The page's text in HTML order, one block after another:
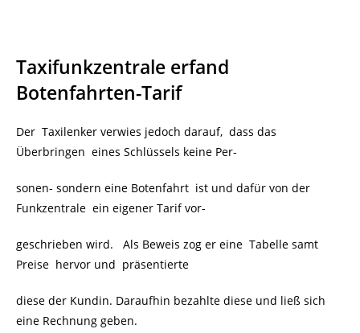
Taxifunkzentrale erfand
Botenfahrten-Tarif
Der Taxilenker verwies jedoch darauf, dass das
Überbringen eines Schlüssels keine Per-
sonen- sondern eine Botenfahrt ist und dafür von der
Funkzentrale ein eigener Tarif vor-
geschrieben wird. Als Beweis zog er eine Tabelle samt
Preise hervor und präsentierte
diese der Kundin. Daraufhin bezahlte diese und ließ sich
eine Rechnung geben.